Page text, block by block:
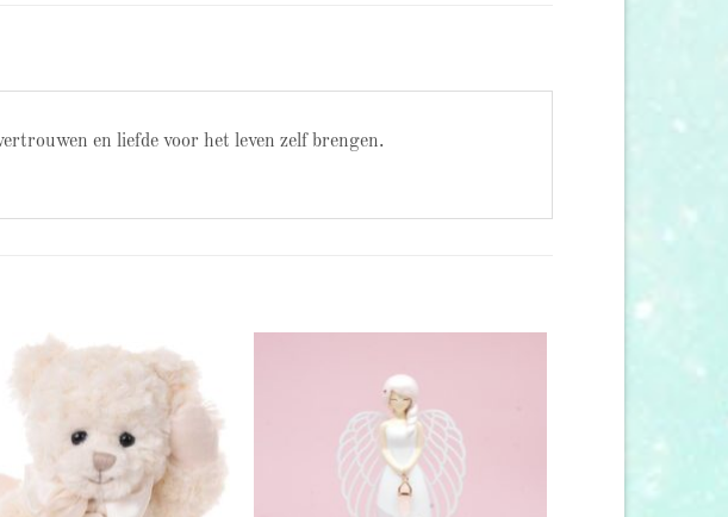
en liefde voor het leven zelf brengen.
Add to
wishlist